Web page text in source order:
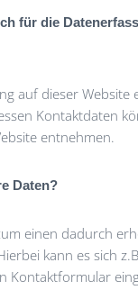
für die
auf dieser Website
Kontaktdaten
entnehmen.
Daten?
einen dadurch
kann es sich
Kontaktformular